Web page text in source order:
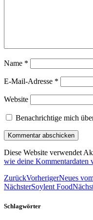
Name *
E-Mail-Adresse *
Website
Benachrichtige mich
Diese Website verwendet
wie deine Kommentardaten
ZurückVorherigerNeues
NächsterSoylent Food
Schlagwörter